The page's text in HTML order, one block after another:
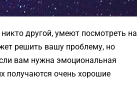
другой, умеют посмотреть на
решить вашу проблему, но
вам нужна эмоциональная
получаются очень хорошие